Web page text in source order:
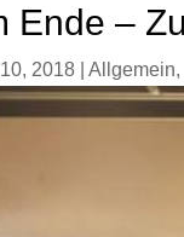
Ende –
2018 |Allgemein,